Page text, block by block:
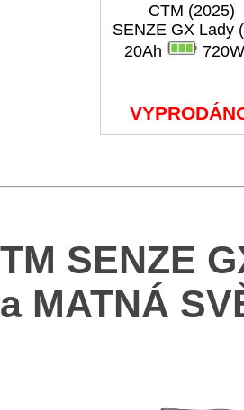
CTM (2025)
SENZE GX Lady
20Ah
SENZE
MATNÁ